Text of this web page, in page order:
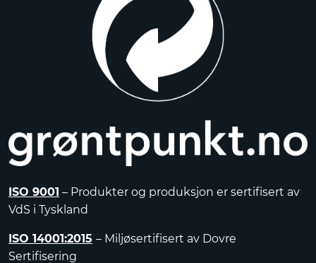
ISO 9001 – Produkter og produksjon er sertifisert av
VdS i Tyskland
ISO 14001:2015 – Miljøsertifisert av Dovre
Sertifisering